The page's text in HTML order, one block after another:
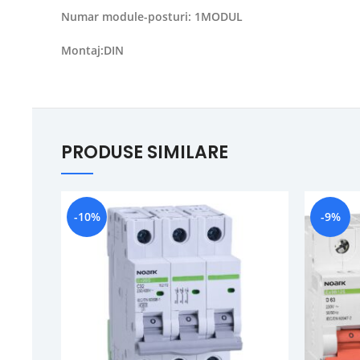
Numar module-posturi: 1MODUL
Montaj:DIN
PRODUSE SIMILARE
-10% -9%